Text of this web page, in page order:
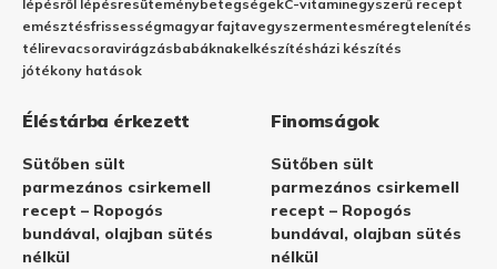
lépésről lépésresüteménybetegségekC-vitaminegyszerű recept
emésztésfrissességmagyar fajtavegyszermentesméregtelenítés
télirevacsoravirágzásbabáknakelkészítésházi készítés
jótékony hatások
Éléstárba érkezett
Sütőben sült
parmezános csirkemell
recept – Ropogós
bundával, olajban sütés
nélkül
Finomságok
Sütőben sült
parmezános csirkemell
recept – Ropogós
bundával, olajban sütés
nélkül